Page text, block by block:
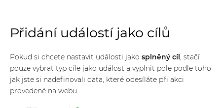
Přidání událostí jako cílů
Pokud si chcete nastavit události jako splněný cíl, stačí
pouze vybrat typ cíle jako událost a vyplnit pole podle toho
jak jste si nadefinovali data, které odesíláte při akci
provedené na webu.